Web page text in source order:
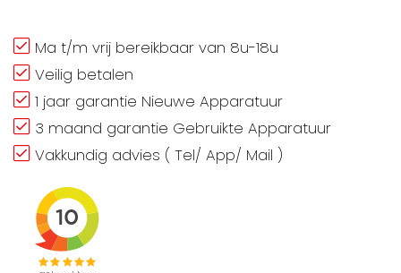
Ma t/m vrij bereikbaar van 8u-18u
Veilig betalen
1 jaar garantie Nieuwe Apparatuur
3 maand garantie Gebruikte Apparatuur
Vakkundig advies ( Tel/ App/ Mail )